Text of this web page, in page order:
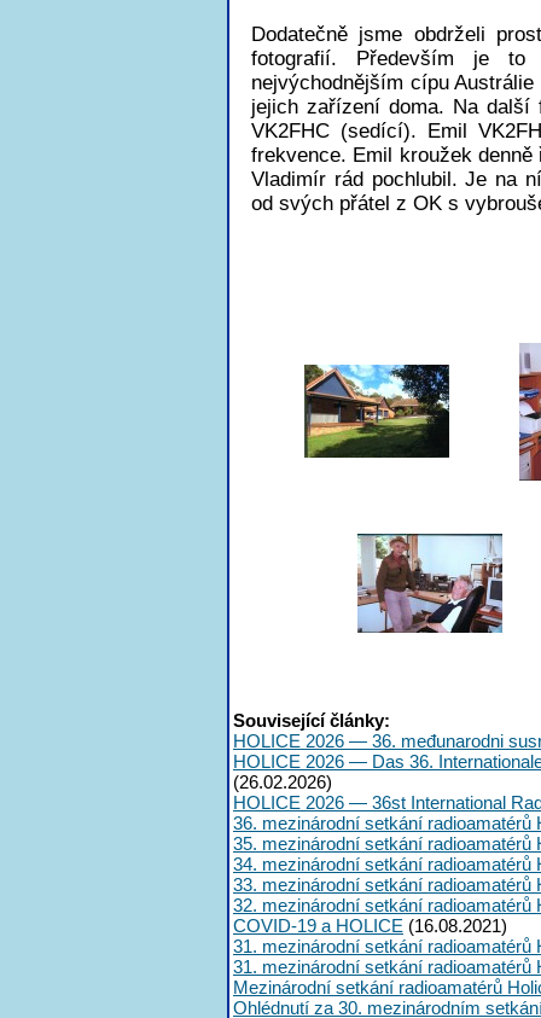
Dodatečně jsme obdrželi
fotografií. Především je to
nejvýchodnějším cípu
jejich zařízení doma. Na
VK2FHC (sedící). Emil
frekvence. Emil kroužek
Vladimír rád pochlubil. Je na
od svých přátel z OK s
Související články:
HOLICE 2026 — 36. međunarodni
HOLICE 2026 — Das 36.
(26.02.2026)
HOLICE 2026 — 36st International
36. mezinárodní setkání radioamatérů
35. mezinárodní setkání radioamatérů
34. mezinárodní setkání radioamatérů
33. mezinárodní setkání radioamatérů
32. mezinárodní setkání radioamatérů
COVID-19 a HOLICE (16.08.2021)
31. mezinárodní setkání radioamatérů
31. mezinárodní setkání radioamatérů
Mezinárodní setkání radioamatérů
Ohlédnutí za 30. mezinárodním